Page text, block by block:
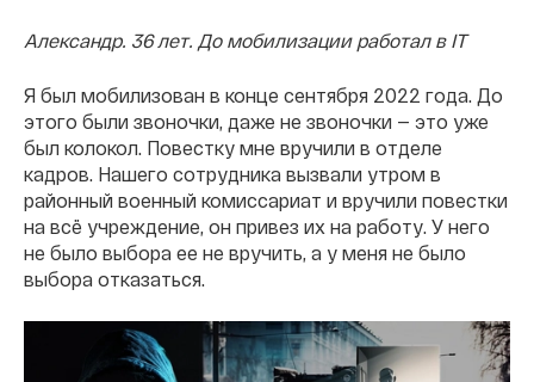
Александр. 36 лет. До мобилизации работал в IT
Я был мобилизован в конце сентября 2022 года. До
этого были звоночки, даже не звоночки — это уже
был колокол. Повестку мне вручили в отделе
кадров. Нашего сотрудника вызвали утром в
районный военный комиссариат и вручили повестки
на всё учреждение, он привез их на работу. У него
не было выбора ее не вручить, а у меня не было
выбора отказаться.